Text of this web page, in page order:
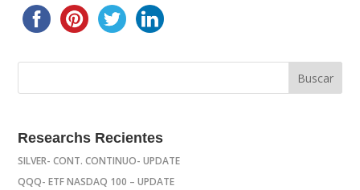
Researchs Recientes
SILVER- CONT. CONTINUO- UPDATE
QQQ- ETF NASDAQ 100 – UPDATE